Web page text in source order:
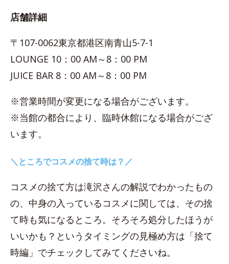
店舗詳細
〒107-0062東京都港区南青山5-7-1
LOUNGE 10：00 AM～8：00 PM
JUICE BAR 8：00 AM～8：00 PM
※営業時間が変更になる場合がございます。
※当館の都合により、臨時休館になる場合がござ
います。
＼ところでコスメの捨て時は？／
コスメの捨て方は滝沢さんの解説でわかったもの
の、中身の入っているコスメに関しては、その捨
て時も気になるところ。そろそろ処分したほうが
いいかも？というタイミングの見極め方は「捨て
時編」でチェックしてみてくださいね。